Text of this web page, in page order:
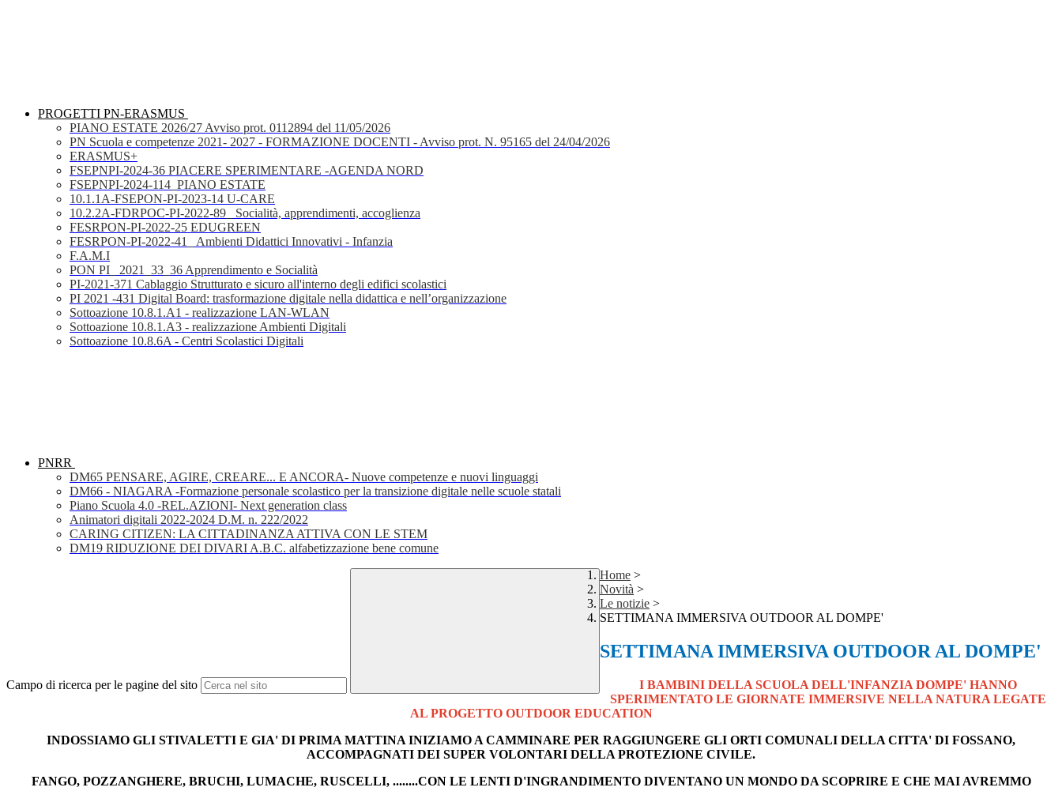
PROGETTI PN-ERASMUS
PIANO ESTATE 2026/27 Avviso prot. 0112894 del 11/05/2026
PN Scuola e competenze 2021- 2027 - FORMAZIONE DOCENTI - Avviso prot. N. 95165 del 24/04/2026
ERASMUS+
FSEPNPI-2024-36 PIACERE SPERIMENTARE -AGENDA NORD
FSEPNPI-2024-114_PIANO ESTATE
10.1.1A-FSEPON-PI-2023-14 U-CARE
10.2.2A-FDRPOC-PI-2022-89_ Socialità, apprendimenti, accoglienza
FESRPON-PI-2022-25 EDUGREEN
FESRPON-PI-2022-41_ Ambienti Didattici Innovativi - Infanzia
F.A.M.I
PON PI_ 2021_33_36 Apprendimento e Socialità
PI-2021-371 Cablaggio Strutturato e sicuro all'interno degli edifici scolastici
PI 2021 -431 Digital Board: trasformazione digitale nella didattica e nell’organizzazione
Sottoazione 10.8.1.A1 - realizzazione LAN-WLAN
Sottoazione 10.8.1.A3 - realizzazione Ambienti Digitali
Sottoazione 10.8.6A - Centri Scolastici Digitali
PNRR
DM65 PENSARE, AGIRE, CREARE... E ANCORA- Nuove competenze e nuovi linguaggi
DM66 - NIAGARA -Formazione personale scolastico per la transizione digitale nelle scuole statali
Piano Scuola 4.0 -REL.AZIONI- Next generation class
Animatori digitali 2022-2024 D.M. n. 222/2022
CARING CITIZEN: LA CITTADINANZA ATTIVA CON LE STEM
DM19 RIDUZIONE DEI DIVARI A.B.C. alfabetizzazione bene comune
Campo di ricerca per le pagine del sito
Home >
Novità >
Le notizie >
SETTIMANA IMMERSIVA OUTDOOR AL DOMPE'
SETTIMANA IMMERSIVA OUTDOOR AL DOMPE'
I BAMBINI DELLA SCUOLA DELL'INFANZIA DOMPE' HANNO
SPERIMENTATO LE GIORNATE IMMERSIVE NELLA NATURA LEGATE
AL PROGETTO OUTDOOR EDUCATION
INDOSSIAMO GLI STIVALETTI E GIA' DI PRIMA MATTINA INIZIAMO A CAMMINARE PER RAGGIUNGERE GLI ORTI COMUNALI DELLA CITTA' DI FOSSANO,
ACCOMPAGNATI DEI SUPER VOLONTARI DELLA PROTEZIONE CIVILE.
FANGO, POZZANGHERE, BRUCHI, LUMACHE, RUSCELLI, ........CON LE LENTI D'INGRANDIMENTO DIVENTANO UN MONDO DA SCOPRIRE E CHE MAI AVREMMO